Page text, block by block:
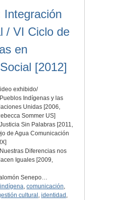
Integración
/ VI Ciclo de
en
[2012]
exhibido/
Indígenas y las
Unidas [2006,
Sommer US]
Sin Palabras [2011,
de Agua Comunicación
Diferencias nos
Iguales [2009,
Senepo…
, comunicación,
cultural , identidad ,